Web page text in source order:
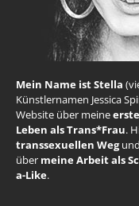
Mein Name ist Stella
Künstlernamen Jessica
Website über meine
Leben als Trans*Frau.
transsexuellen Weg
über meine Arbeit als
a-Like.